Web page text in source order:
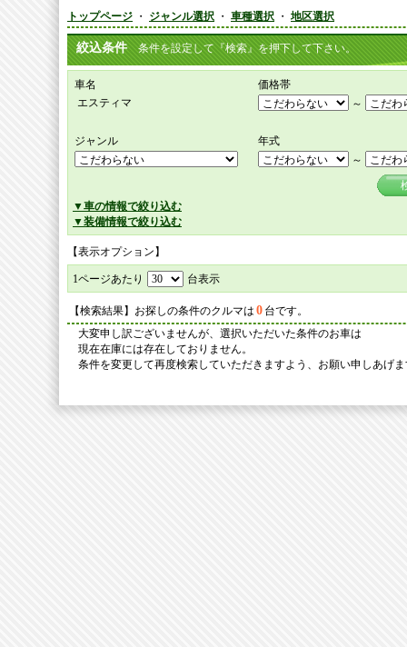
トップページ ・ ジャンル選択 ・ 車種選択 ・ 地区選択
絞込条件 条件を設定して『検索』を押下して下さい。
車名
価格帯
エスティマ
～
ジャンル
年式
～
▼車の情報で絞り込む
▼装備情報で絞り込む
【表示オプション】
1ページあたり 台表示
【検索結果】お探しの条件のクルマは 0 台です。
大変申し訳ございませんが、選択いただいた条件のお車は
現在在庫には存在しておりません。
条件を変更して再度検索していただきますよう、お願い申しあげ